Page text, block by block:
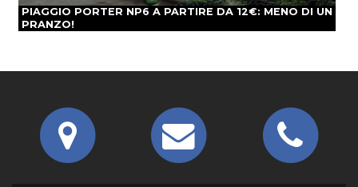
PIAGGIO PORTER NP6 A PARTIRE DA 12€: MENO DI UN
PRANZO!